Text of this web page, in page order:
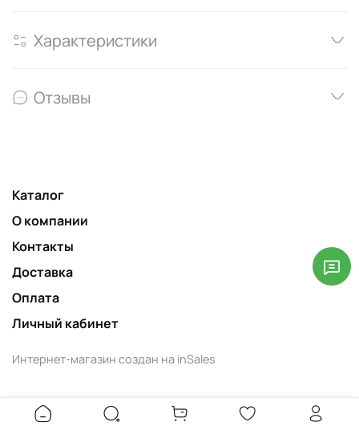
Характеристики
Отзывы
Каталог
О компании
Контакты
Доставка
Оплата
Личный кабинет
Интернет-магазин создан на inSales